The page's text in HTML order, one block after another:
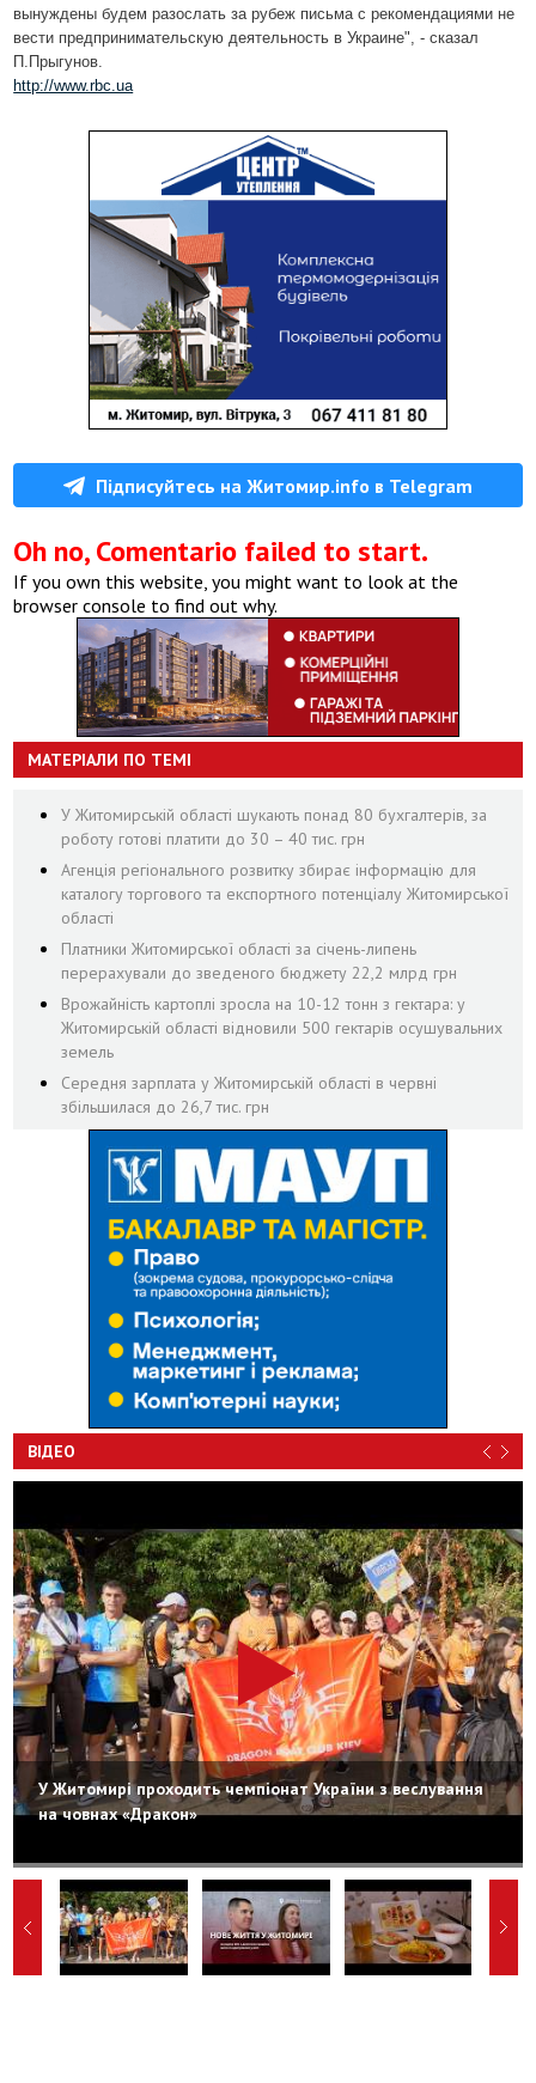
вынуждены будем разослать за рубеж письма с рекомендациями не
вести предпринимательскую деятельность в Украине", - сказал
П.Прыгунов.
http://www.rbc.ua
Підписуйтесь на Житомир.info в Telegram
Oh no, Comentario failed to start.
If you own this website, you might want to look at the
browser console to find out why.
МАТЕРІАЛИ ПО ТЕМІ
У Житомирській області шукають понад 80 бухгалтерів, за
роботу готові платити до 30 – 40 тис. грн
Агенція регіонального розвитку збирає інформацію для
каталогу торгового та експортного потенціалу Житомирської
області
Платники Житомирської області за січень-липень
перерахували до зведеного бюджету 22,2 млрд грн
Врожайність картоплі зросла на 10-12 тонн з гектара: у
Житомирській області відновили 500 гектарів осушувальних
земель
Середня зарплата у Житомирській області в червні
збільшилася до 26,7 тис. грн
ВІДЕО
У Житомирі проходить чемпіонат України з веслування
на човнах «Дракон»